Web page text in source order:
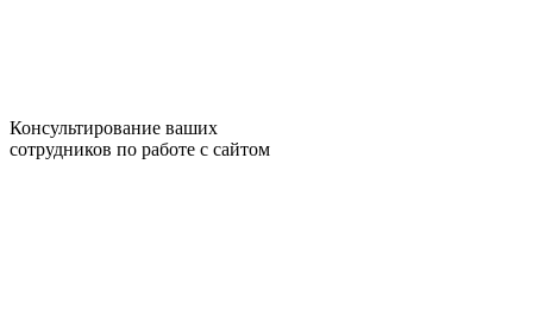
Консультирование ваших
сотрудников по работе с сайтом